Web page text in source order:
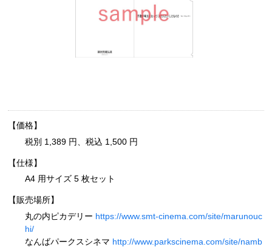
【価格】
税別 1,389 円、税込 1,500 円
【仕様】
A4 用サイズ 5 枚セット
【販売場所】
丸の内ピカデリー https://www.smt-cinema.com/site/marunouc
hi/
なんばパークスシネマ http://www.parkscinema.com/site/namb